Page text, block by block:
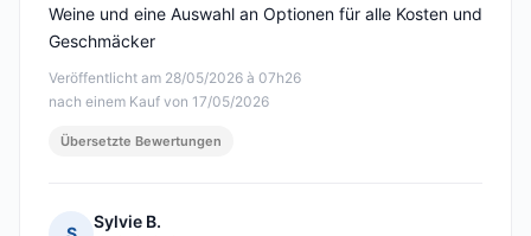
Veröffentlicht am 28/05/2026 à 07h26
nach einem Kauf von 17/05/2026
Weine und eine Auswahl an Optionen für alle Kosten und
Geschmäcker
Übersetzte Bewertungen
Sylvie B.